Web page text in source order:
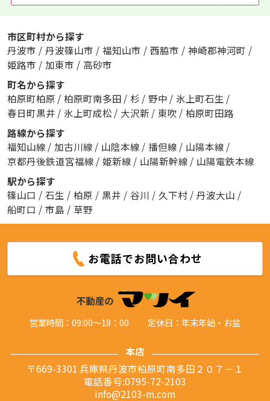
市区町村から探す
丹波市 / 丹波篠山市 / 福知山市 / 西脇市 / 神崎郡神河町 /
姫路市 / 加東市 / 高砂市
町名から探す
柏原町柏原 / 柏原町南多田 / 杉 / 野中 / 氷上町石生 /
春日町黒井 / 氷上町成松 / 大沢新 / 東吹 / 柏原町田路
路線から探す
福知山線 / 加古川線 / 山陰本線 / 播但線 / 山陽本線 /
京都丹後鉄道宮福線 / 姫新線 / 山陽新幹線 / 山陽電鉄本線
駅から探す
篠山口 / 石生 / 柏原 / 黒井 / 谷川 / 久下村 / 丹波大山 /
船町口 / 市島 / 草野
お電話でお問い合わせ
営業時間：09:00～18：00 定休日：年末年始・お盆
本店
〒669-3301 兵庫県丹波市柏原町南多田２０７－１
電話番号:0795-72-2103
info@2103-m.com